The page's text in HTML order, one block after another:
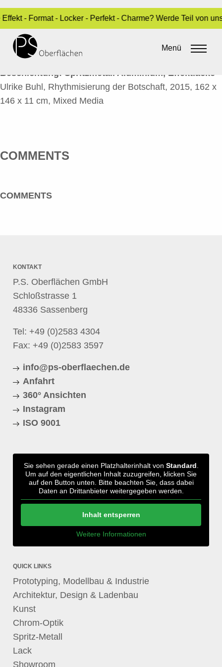
- Format - Locker - Perfekt - Charme? Werde Teil von
Menü
RHYTHMISIERUNG DER BOTSCHAFT
admin•10. Juni 2016
Beschichtung: Spritzmetall Aluminium, Effektlacke
Ulrike Buhl, Rhythmisierung der Botschaft, 2015, 162 x
146 x 11 cm, Mixed Media
COMMENTS
COMMENTS
KONTAKT
P.S. Oberflächen GmbH
Schloßstrasse 1
48336 Sassenberg
Tel: +49 (0)2583 4304
Fax: +49 (0)2583 3597
info@ps-oberflaechen.de
Anfahrt
360° Ansichten
Instagram
ISO 9001
Sie sehen gerade einen Platzhalterinhalt von Standard
Um auf den eigentlichen Inhalt zuzugreifen, klicken Sie
auf den Button unten. Bitte beachten Sie, dass dabei
Daten an Drittanbieter weitergegeben werden.
Inhalt entsperren
Weitere Informationen
QUICK LINKS
Prototyping, Modellbau & Industrie
Architektur, Design & Ladenbau
Kunst
Chrom-Optik
Spritz-Metall
Lack
Showroom